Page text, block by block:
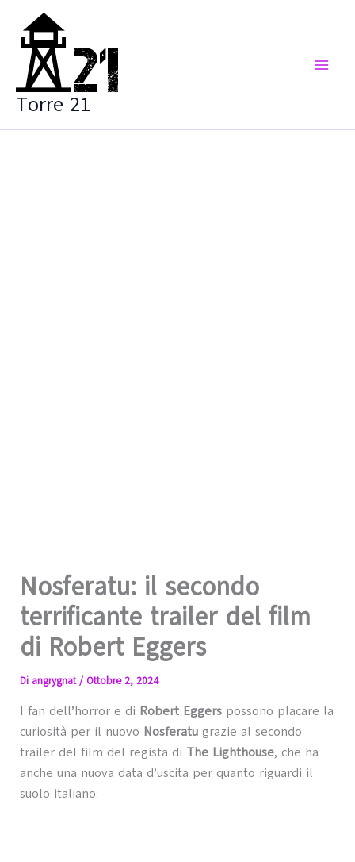
contenuto
Torre 21
Nosferatu: il secondo
terrificante trailer del film
di Robert Eggers
Di angrygnat/ Ottobre 2, 2024
I fan dell’horror e di Robert Eggerspossono placare la
curiosità per il nuovo Nosferatugrazie al secondo
trailer del film del regista di The Lighthouse, che ha
anche una nuova data d’uscita per quanto riguardi il
suolo italiano.